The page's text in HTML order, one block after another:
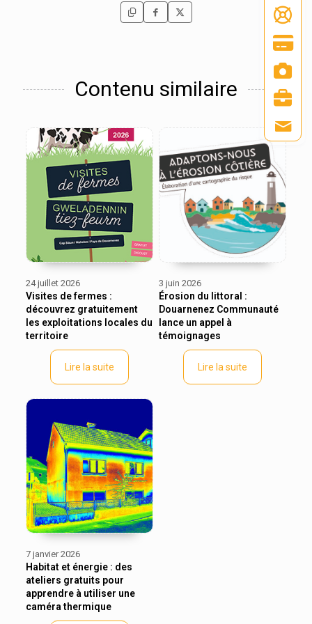
Contenu similaire
24 juillet 2026
Visites de fermes :
découvrez gratuitement
les exploitations locales du
territoire
Lire la suite
3 juin 2026
Érosion du littoral :
Douarnenez Communauté
lance un appel à
témoignages
Lire la suite
7 janvier 2026
Habitat et énergie : des
ateliers gratuits pour
apprendre à utiliser une
caméra thermique